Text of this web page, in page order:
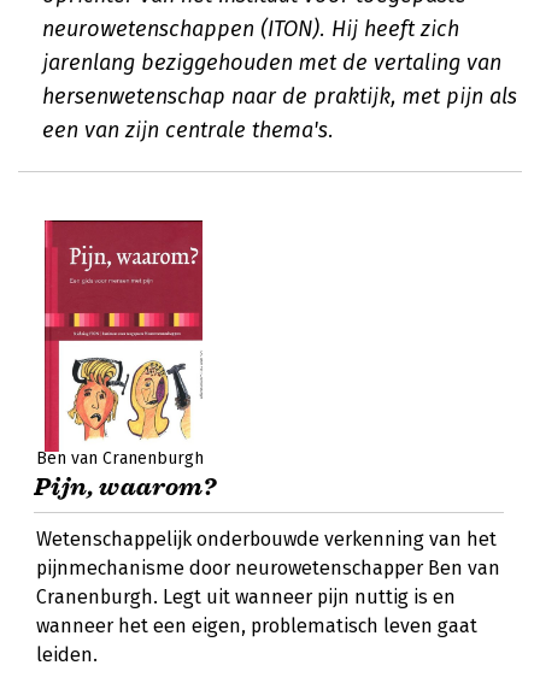
neurowetenschappen (ITON). Hij heeft zich
jarenlang beziggehouden met de vertaling van
hersenwetenschap naar de praktijk, met pijn als
een van zijn centrale thema's.
Ben van Cranenburgh
Pijn, waarom?
Wetenschappelijk onderbouwde verkenning van het
pijnmechanisme door neurowetenschapper Ben van
Cranenburgh. Legt uit wanneer pijn nuttig is en
wanneer het een eigen, problematisch leven gaat
leiden.